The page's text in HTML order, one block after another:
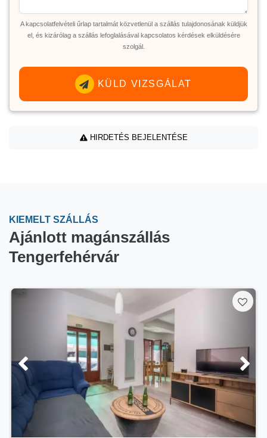
A kapcsolatfelvételi űrlap tartalmát közvetlenül a szállás tulajdonosának küldjük
el, és kizárólag a szállás lefoglalásával kapcsolatos kérdések elküldésére
szolgál.
KÜLD VIZSGÁLAT
HIRDETÉS BEJELENTÉSE
KIEMELT SZÁLLÁS
Ajánlott magánszállás
Tengerfehérvár